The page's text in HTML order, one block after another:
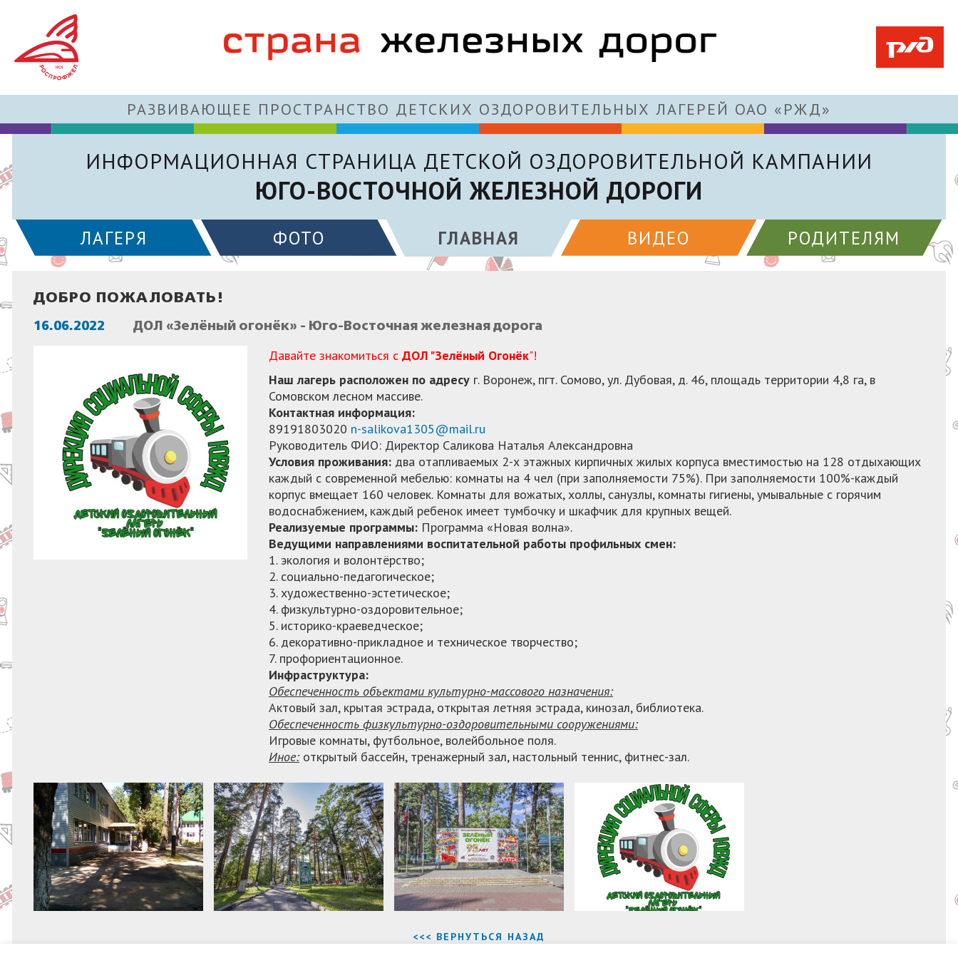
РАЗВИВАЮЩЕЕ ПРОСТРАНСТВО ДЕТСКИХ ОЗДОРОВИТЕЛЬНЫХ ЛАГЕРЕЙ ОАО «РЖД»
ИНФОРМАЦИОННАЯ СТРАНИЦА ДЕТСКОЙ ОЗДОРОВИТЕЛЬНОЙ КАМПАНИИ
ЮГО-ВОСТОЧНОЙ ЖЕЛЕЗНОЙ ДОРОГИ
ЛАГЕРЯ ФОТО ГЛАВНАЯ ВИДЕО РОДИТЕЛЯМ
ДОБРО ПОЖАЛОВАТЬ!
16.06.2022 ДОЛ «Зелёный огонёк» - Юго-Восточная железная дорога
Давайте знакомиться с ДОЛ "Зелёный Огонёк"!
Наш лагерь расположен по адресу г. Воронеж, пгт. Сомово, ул. Дубовая, д. 46, площадь территории 4,8 га, в
Сомовском лесном массиве.
Контактная информация:
89191803020 n-salikova1305@mail.ru
Руководитель ФИО: Директор Саликова Наталья Александровна
Условия проживания: два отапливаемых 2-х этажных кирпичных жилых корпуса вместимостью на 128 отдыхающих
каждый с современной мебелью: комнаты на 4 чел (при заполняемости 75%). При заполняемости 100%-каждый
корпус вмещает 160 человек. Комнаты для вожатых, холлы, санузлы, комнаты гигиены, умывальные с горячим
водоснабжением, каждый ребенок имеет тумбочку и шкафчик для крупных вещей.
Реализуемые программы: Программа «Новая волна».
Ведущими направлениями воспитательной работы профильных смен:
1. экология и волонтёрство;
2. социально-педагогическое;
3. художественно-эстетическое;
4. физкультурно-оздоровительное;
5. историко-краеведческое;
6. декоративно-прикладное и техническое творчество;
7. профориентационное.
Инфраструктура:
Обеспеченность объектами культурно-массового назначения:
Актовый зал, крытая эстрада, открытая летняя эстрада, кинозал, библиотека.
Обеспеченность физкультурно-оздоровительными сооружениями:
Игровые комнаты, футбольное, волейбольное поля.
Иное: открытый бассейн, тренажерный зал, настольный теннис, фитнес-зал.
<<< ВЕРНУТЬСЯ НАЗАД